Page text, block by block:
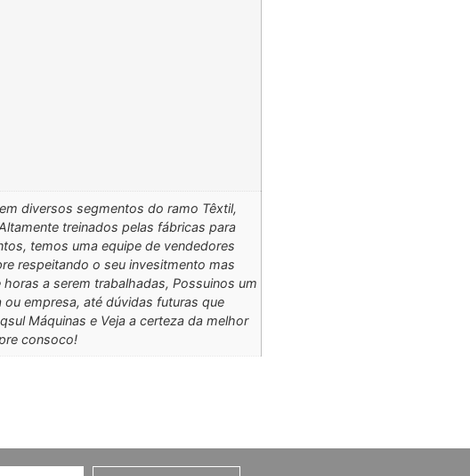
diversos segmentos do ramo Têxtil,
treinados pelas fábricas para
temos uma equipe de vendedores
respeitando o seu invesitmento mas
a serem trabalhadas, Possuinos um
empresa, até dúvidas futuras que
Máquinas e Veja a certeza da melhor
consoco!